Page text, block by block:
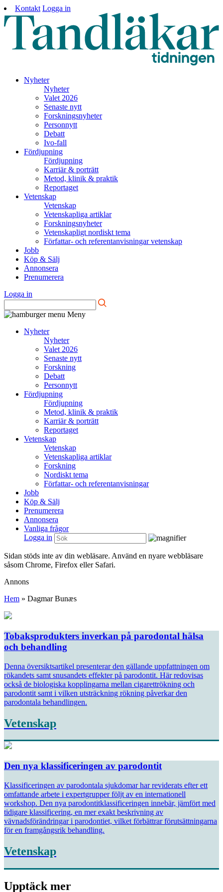
Kontakt Logga in
Nyheter
Nyheter
Valet 2026
Senaste nytt
Forskningsnyheter
Personnytt
Debatt
Ivo-fall
Fördjupning
Fördjupning
Karriär & porträtt
Metod, klinik & praktik
Reportaget
Vetenskap
Vetenskap
Vetenskapliga artiklar
Forskningsnyheter
Vetenskapligt nordiskt tema
Författar- och referentanvisningar vetenskap
Jobb
Köp & Sälj
Annonsera
Prenumerera
Logga in
Meny
Nyheter
Nyheter
Valet 2026
Senaste nytt
Forskning
Debatt
Personnytt
Fördjupning
Fördjupning
Metod, klinik & praktik
Karriär & porträtt
Reportaget
Vetenskap
Vetenskap
Vetenskapliga artiklar
Forskning
Nordiskt tema
Författar- och referentanvisningar
Jobb
Köp & Sälj
Prenumerera
Annonsera
Vanliga frågor
Logga in
Sidan stöds inte av din webläsare. Använd en nyare webbläsare
såsom Chrome, Firefox eller Safari.
Annons
Hem » Dagmar Bunæs
Tobaksprodukters inverkan på parodontal hälsa
och behandling
Denna översiktsartikel presenterar den gällande uppfattningen om
rökandets samt snusandets effekter på parodontit. Här redovisas
också de biologiska kopplingarna mellan cigarettrökning och
parodontit samt i vilken utsträckning rökning påverkar den
parodontala behandlingen.
Vetenskap
Den nya klassificeringen av parodontit
Klassificeringen av parodontala sjukdomar har reviderats efter ett
omfattande arbete i expert­grupper följt av en internationell
workshop. Den nya parodontitklassificeringen innebär, jämfört med
tidigare klassificering, en mer exakt beskrivning av
vävnadsförändringar i parodontiet, vilket förbättrar förutsättningarna
för en framgångsrik behandling.
Vetenskap
Upptäck mer